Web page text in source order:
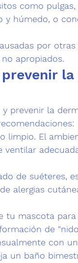
como pulgas,
y húmedo, o
por otras
apropiados.
prevenir la
limpio. El
ventilar
de suéteres,
alergias
tu mascota
de
con
un baño